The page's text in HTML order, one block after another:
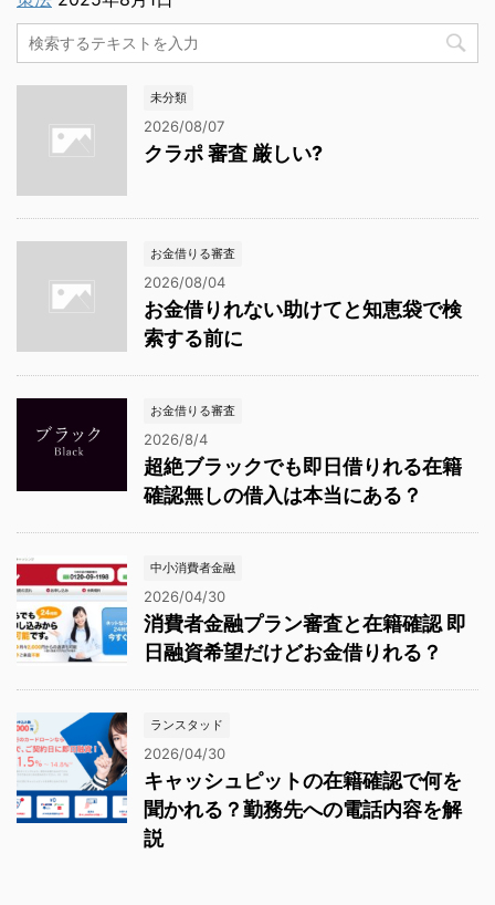
未分類
2026/08/07
クラポ 審査 厳しい?
お金借りる審査
2026/08/04
お金借りれない助けてと知恵袋で検
索する前に
お金借りる審査
2026/8/4
超絶ブラックでも即日借りれる在籍
確認無しの借入は本当にある？
中小消費者金融
2026/04/30
消費者金融プラン審査と在籍確認 即
日融資希望だけどお金借りれる？
ランスタッド
2026/04/30
キャッシュピットの在籍確認で何を
聞かれる？勤務先への電話内容を解
説